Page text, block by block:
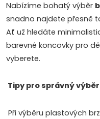
Nabízíme bohatý výběr
snadno najdete přesně
Ať už hledáte
barevné koncovky pro
vyberete.
Tipy pro správný výběr
Při výběru plastových